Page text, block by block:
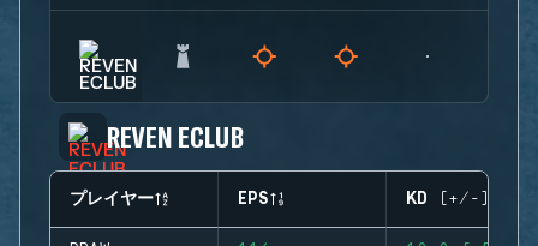
REVEN ECLUB
プレイヤー EPS KD (+/-)